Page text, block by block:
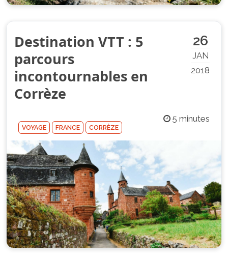
26
JAN
2018
Destination VTT : 5
parcours
incontournables en
Corrèze
5 minutes
VOYAGE FRANCE CORRÈZE